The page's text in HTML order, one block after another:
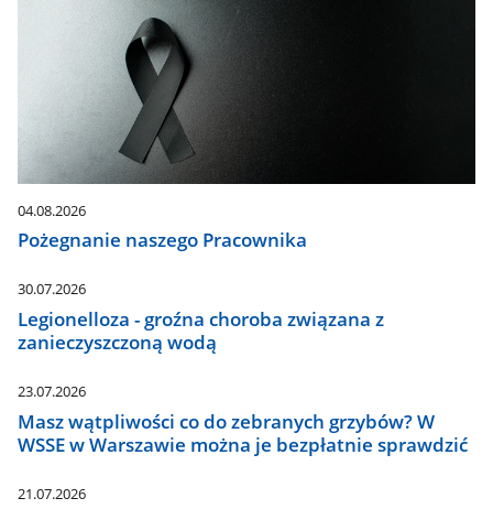
04.08.2026
Pożegnanie naszego Pracownika
30.07.2026
Legionelloza - groźna choroba związana z
zanieczyszczoną wodą
23.07.2026
Masz wątpliwości co do zebranych grzybów? W
WSSE w Warszawie można je bezpłatnie sprawdzić
21.07.2026